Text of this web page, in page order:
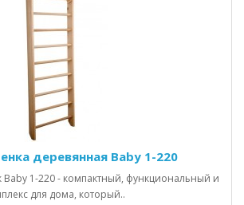
деревянная Baby 1-220
Baby 1-220 - компактный, функциональный и
для дома, который..